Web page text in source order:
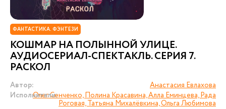
ФАНТАСТИКА. ФЭНТЕЗИ
КОШМАР НА ПОЛЫННОЙ УЛИЦЕ.
АУДИОСЕРИАЛ-СПЕКТАКЛЬ. СЕРИЯ 7.
РАСКОЛ
Автор:
Анастасия Евлахова
Исполнители:
Олег Сенченко, Полина Красавина, Алла Еминцева, Рада
Роговая, Татьяна Михалёвкина, Ольга Любимова